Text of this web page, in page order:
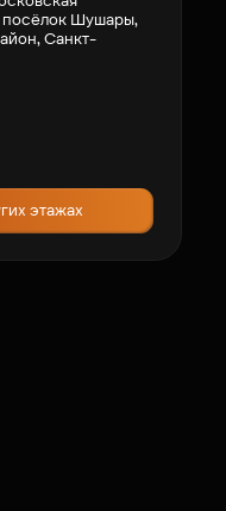
посёлок Шушары,
Санкт-
этажах